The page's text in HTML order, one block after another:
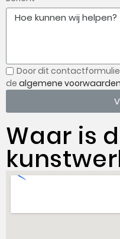
Door dit
de algemene voorwaarden
Waar is